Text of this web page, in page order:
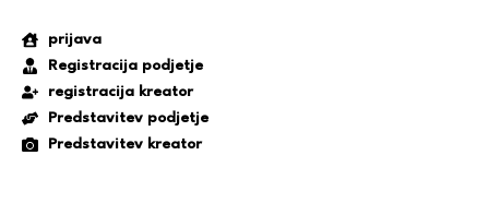
prijava
Registracija podjetje
registracija kreator
Predstavitev podjetje
Predstavitev kreator